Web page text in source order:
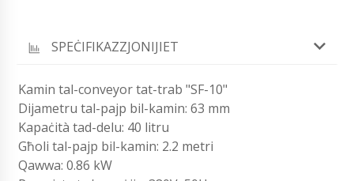
SPEĊIFIKAZZJONIJIET
Kamin tal-conveyor tat-trab "SF-10"
Dijametru tal-pajp bil-kamin: 63 mm
Kapaċità tad-delu: 40 litru
Għoli tal-pajp bil-kamin: 2.2 metri
Qawwa: 0.86 kW